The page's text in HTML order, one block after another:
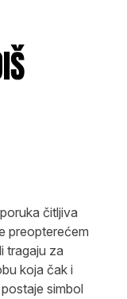
čitljiva
preopterećem
tragaju za
koja čak i
simbol